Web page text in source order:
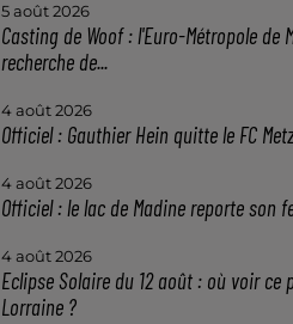
5 août 2026
Casting de Woof : l'Euro-Métropole de
recherche de...
4 août 2026
Officiel : Gauthier Hein quitte le FC
4 août 2026
Officiel : le lac de Madine reporte son
4 août 2026
Eclipse Solaire du 12 août : où voir ce
Lorraine ?